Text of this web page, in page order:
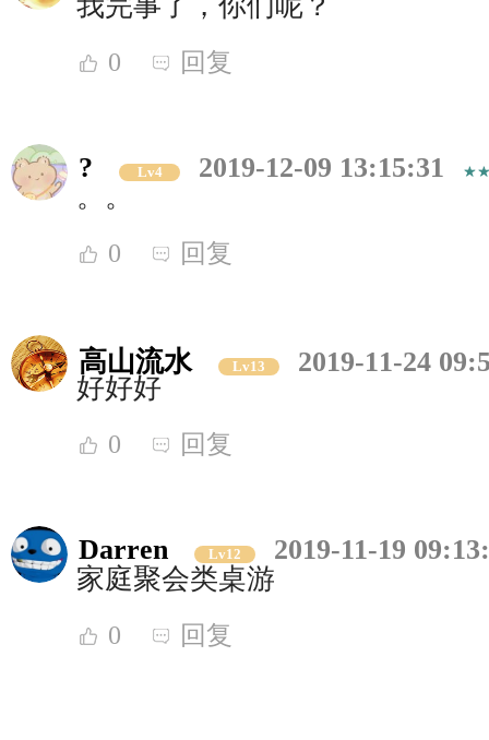
0 回复
? Lv4
2019-12-09 13:15:31
。。
0 回复
高山流水 Lv13
2019-11-24
好好好
0 回复
Darren Lv12
2019-11-19
家庭聚会类桌游
0 回复